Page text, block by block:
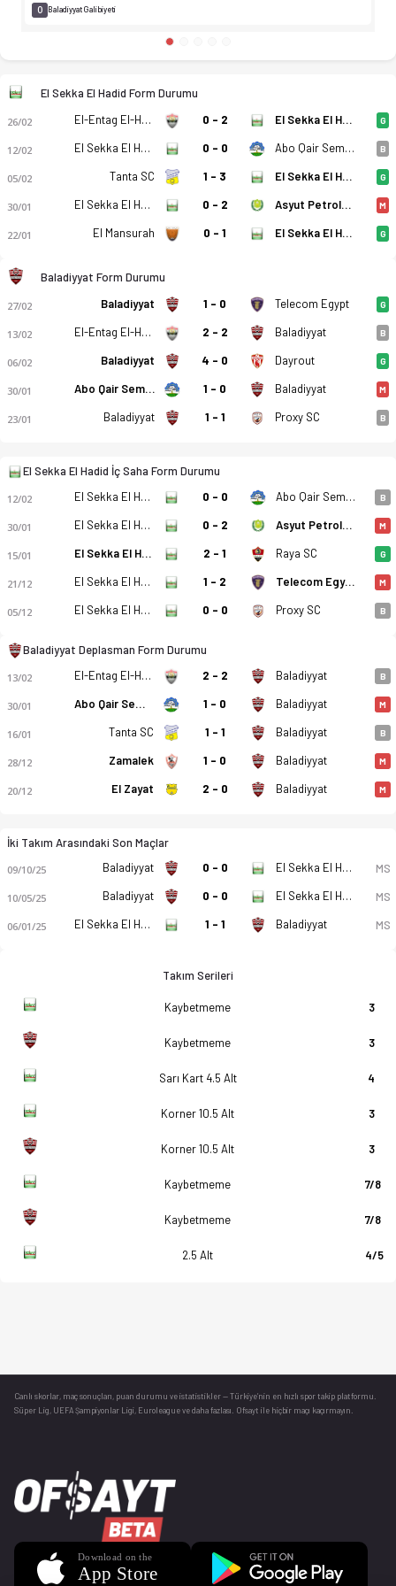
El Sekka El Hadid - Baladiyyat Al Mehalla 1-0 bitti. Gol
0 Baladiyyat Galibiyeti
El Sekka El Hadid Form Durumu
26/02 El-Entag El-Harby 0 - 2 El Sekka El Hadid G
12/02 El Sekka El Hadid 0 - 0 Abo Qair Semads B
05/02 Tanta SC 1 - 3 El Sekka El Hadid G
30/01 El Sekka El Hadid 0 - 2 Asyut Petroleum M
22/01 El Mansurah 0 - 1 El Sekka El Hadid G
Baladiyyat Form Durumu
27/02 Baladiyyat 1 - 0 Telecom Egypt G
13/02 El-Entag El-Harby 2 - 2 Baladiyyat B
06/02 Baladiyyat 4 - 0 Dayrout G
30/01 Abo Qair Semads 1 - 0 Baladiyyat M
23/01 Baladiyyat 1 - 1 Proxy SC B
El Sekka El Hadid İç Saha Form Durumu
12/02 El Sekka El Hadid 0 - 0 Abo Qair Semads B
30/01 El Sekka El Hadid 0 - 2 Asyut Petroleum M
15/01 El Sekka El Hadid 2 - 1 Raya SC G
21/12 El Sekka El Hadid 1 - 2 Telecom Egypt M
05/12 El Sekka El Hadid 0 - 0 Proxy SC B
Baladiyyat Deplasman Form Durumu
13/02 El-Entag El-Harby 2 - 2 Baladiyyat B
30/01 Abo Qair Semads 1 - 0 Baladiyyat M
16/01 Tanta SC 1 - 1 Baladiyyat B
28/12 Zamalek 1 - 0 Baladiyyat M
20/12 El Zayat 2 - 0 Baladiyyat M
İki Takım Arasındaki Son Maçlar
09/10/25 Baladiyyat 0 - 0 El Sekka El Hadid MS
10/05/25 Baladiyyat 0 - 0 El Sekka El Hadid MS
06/01/25 El Sekka El Hadid 1 - 1 Baladiyyat MS
Takım Serileri
Kaybetmeme 3
Kaybetmeme 3
Sarı Kart 4.5 Alt 4
Korner 10.5 Alt 3
Korner 10.5 Alt 3
Kaybetmeme 7/8
Kaybetmeme 7/8
2.5 Alt 4/5
Canlı skorlar , maç sonuçları, puan durumu ve istatistikler — Türkiye’nin en hızlı spor takip platformu.
Süper Lig, UEFA Şampiyonlar Ligi, Euroleague ve daha fazlası. Ofsayt ile hiçbir maçı kaçırmayın.